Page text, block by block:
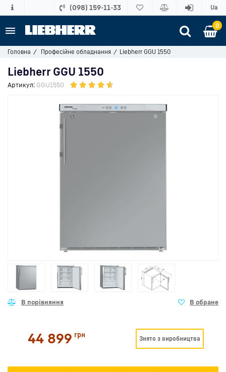
(098) 159-11-33 Ua
0
Головна Професійне обладнання Liebherr GGU 1550
Liebherr GGU 1550
Артикул: GGU1550
44 899 грн Знято з виробництва